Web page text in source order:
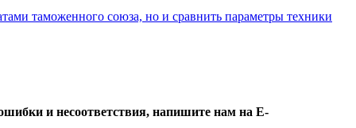
таможенного союза, но и сравнить параметры техники
и несоответствия, напишите нам на E-